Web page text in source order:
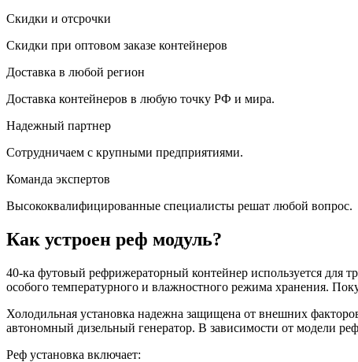
Скидки и отсрочки
Скидки при оптовом заказе контейнеров
Доставка в любой регион
Доставка контейнеров в любую точку РФ и мира.
Надежный партнер
Сотрудничаем с крупными предприятиями.
Команда экспертов
Высококвалифицированные специалисты решат любой вопрос.
Как устроен реф модуль?
40-ка футовый рефрижераторный контейнер используется для
особого температурного и влажностного режима хранения.
Холодильная установка надежна защищена от внешних
автономный дизельный генератор. В зависимости от модели
Реф установка включает: